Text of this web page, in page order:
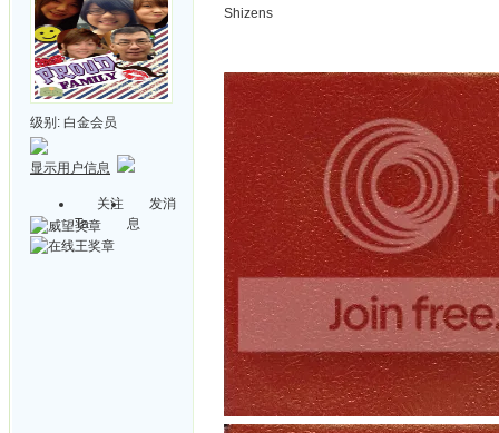
级别: 白金会员
显示用户信息
关注
Ta
发消
息
Shizens